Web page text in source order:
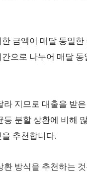
금액이 매달 동일
으로 나누어 매달
지므로 대출을 받
분할 상환에 비해
추천합니다.
방식을 추천하는